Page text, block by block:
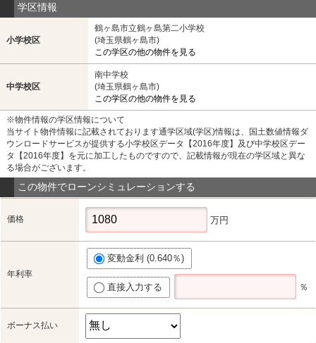
学区情報
小学校区
鶴ヶ島市立鶴ヶ島第二小学校
(埼玉県鶴ヶ島市)
この学区の他の物件を見る
中学校区
南中学校
(埼玉県鶴ヶ島市)
この学区の他の物件を見る
※物件情報の学区情報について
当サイト物件情報に記載されております通学区域(学区)情報は、国土数値情報ダ
ウンロードサービスが提供する小学校区データ【2016年度】及び中学校区デー
タ【2016年度】を元に加工したものですので、記載情報が現在の学区域と異な
る場合がございます。
この物件でローンシミュレーションする
価格 万円
年利率
変動金利 (0.640％)
直接入力する ％
ボーナス払い